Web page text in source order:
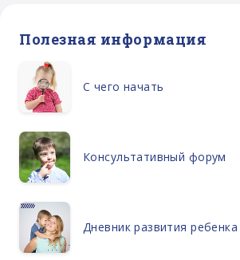
Полезная информация
С чего начать
Консультативный форум
Дневник развития ребенка